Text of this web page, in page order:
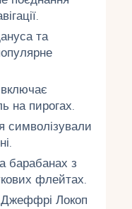
та
на пирогах.
символізували
барабанах з
флейтах.
Джеффрі Локоп